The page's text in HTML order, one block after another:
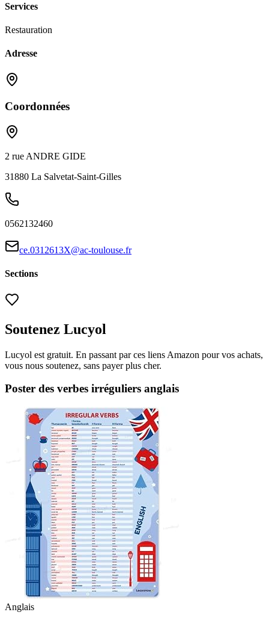
Services
Restauration
Adresse
Coordonnées
2 rue ANDRE GIDE
31880 La Salvetat-Saint-Gilles
0562132460
ce.0312613X@ac-toulouse.fr
Sections
Soutenez Lucyol
Lucyol est gratuit. En passant par ces liens Amazon pour vos achats,
vous nous soutenez, sans payer plus cher.
Poster des verbes irréguliers anglais
Anglais